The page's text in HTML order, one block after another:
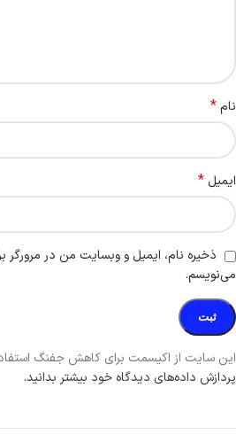
نام*
ایمیل *
ذخیره نام، ایمیل و وبسایت من در مرورگر
می‌نویسم.
این سایت از اکیسمت برای کاهش جفنگ
پردازش داده‌های دیدگاه خود بیشتر بدانید.